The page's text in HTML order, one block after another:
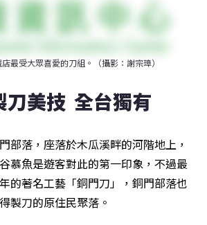
最受大眾喜愛的刀組。（攝影：謝宗璋）
美技  全台獨有
部落，座落於木瓜溪畔的河階地上，
慕魚是遊客對此的第一印象，不過最
的著名工藝「銅門刀」，銅門部落也
製刀的原住民聚落。